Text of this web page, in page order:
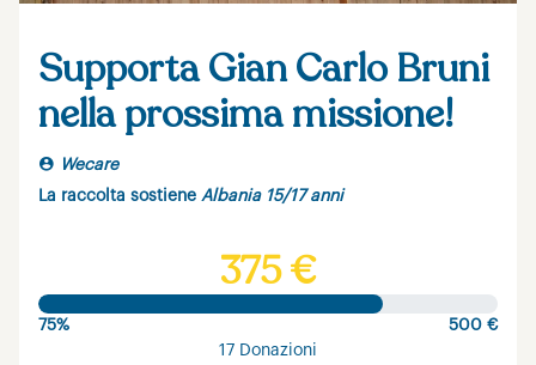
Supporta Gian Carlo Bruni
nella prossima missione!
Wecare
La raccolta sostiene Albania 15/17 anni
375 €
75%
500 €
17 Donazioni